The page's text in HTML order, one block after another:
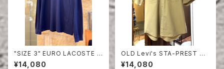
"SIZE 3" EURO LACOSTE P
OLO SHIRT LONG SLEEVE
¥14,080
OLD Levi's STA-PREST HA
LF SLEEVE SHIRT
¥14,080